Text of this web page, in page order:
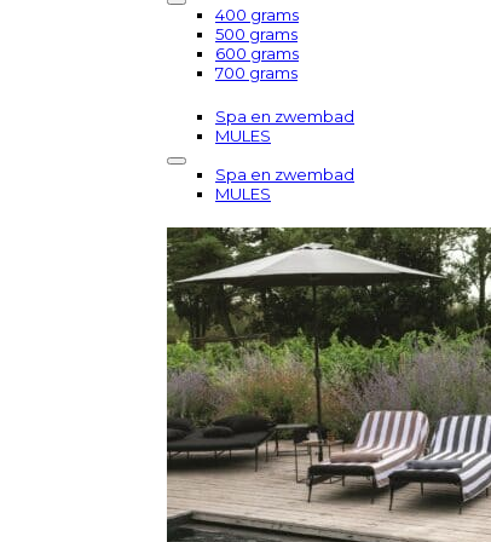
400 grams
500 grams
600 grams
700 grams
Spa en zwembad
MULES
Spa en zwembad
MULES